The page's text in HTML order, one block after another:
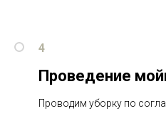
4
Проведение
Проводим уборку по